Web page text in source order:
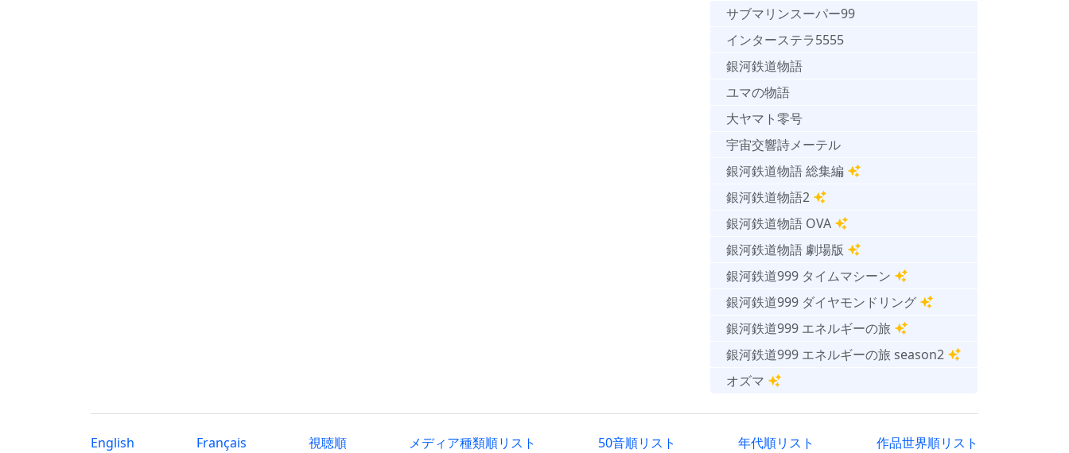
サブマリンスーパー99
インターステラ5555
銀河鉄道物語
ユマの物語
大ヤマト零号
宇宙交響詩メーテル
銀河鉄道物語 総集編
銀河鉄道物語2
銀河鉄道物語 OVA
銀河鉄道物語 劇場版
銀河鉄道999 タイムマシーン
銀河鉄道999 ダイヤモンドリング
銀河鉄道999 エネルギーの旅
銀河鉄道999 エネルギーの旅 season2
オズマ
English Français 視聴順 メディア種類順リスト 50音順リスト 年代順リスト 作品世界順リスト